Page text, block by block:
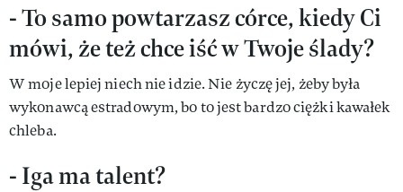
- To samo powtarzasz córce, kiedy Ci
mówi, że też chce iść w Twoje ślady?
W moje lepiej niech nie idzie. Nie życzę jej, żeby była
wykonawcą estradowym, bo to jest bardzo ciężki kawałek
chleba.
- Iga ma talent?